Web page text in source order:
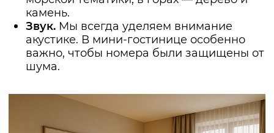
КОНЦЕПЦИЯ МИНИ-
ГОСТИНИЦЫ: ЗАЧЕМ
ДОВЕРЯТЬ
ПРОФЕССИОНАЛАМ